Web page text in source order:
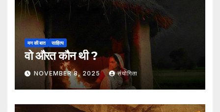
मन की बात साहित्य
वो औरत कौन थी ?
NOVEMBER 8, 2025 संयोगिता